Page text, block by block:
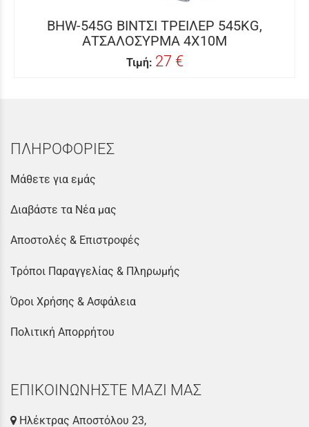
BHW-545G ΒΙΝΤΣΙ ΤΡΕΙΛΕΡ 545KG,
ΑΤΣΑΛΟΣΥΡΜΑ 4X10M
Τιμή: 27 €
ΠΛΗΡΟΦΟΡΙΕΣ
Μάθετε για εμάς
Διαβάστε τα Νέα μας
Αποστολές & Επιστροφές
Τρόποι Παραγγελίας & Πληρωμής
Όροι Χρήσης & Ασφάλεια
Πολιτική Απορρήτου
ΕΠΙΚΟΙΝΩΝΗΣΤΕ ΜΑΖΙ ΜΑΣ
Ηλέκτρας Αποστόλου 23,